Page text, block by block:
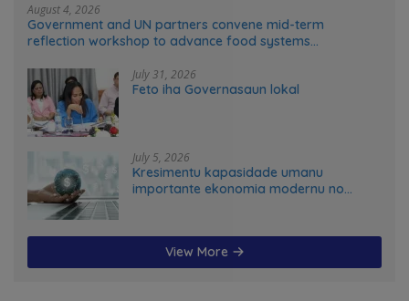
August 4, 2026
Government and UN partners convene mid-term
reflection workshop to advance food systems
July 31, 2026
Feto iha Governasaun lokal
July 5, 2026
Kresimentu kapasidade umanu
importante ekonomia modernu no
View More